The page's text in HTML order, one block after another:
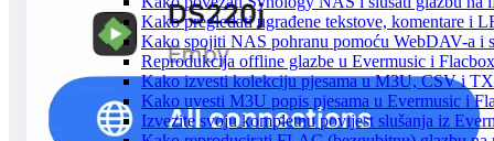
Kako pregledati ugrađene tekstove, komentare i
Kako spojiti NAS pohranu pomoću WebDAV-a i
Reprodukcija offline glazbe u Evermusic i
Kako izvesti kolekciju pjesama u M3U, CSV i
Kako uvesti M3U popis pjesama u Evermusic i
Izvezite svoju kompletnu povijest slušanja iz